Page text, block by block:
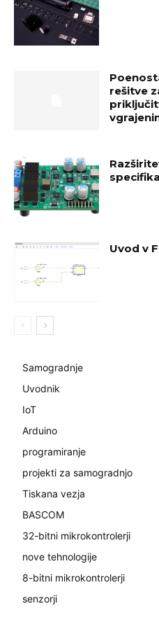
rešitve
Uvod v
Samogradnje
Uvodnik
IoT
Arduino
programiranje
projekti za samogradnjo
Tiskana vezja
BASCOM
32-bitni mikrokontrolerji
nove tehnologije
8-bitni mikrokontrolerji
senzorji